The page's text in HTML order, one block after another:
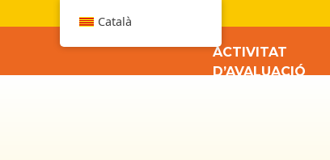
ACTIVITAT
D’AVALUACIÓ
Català